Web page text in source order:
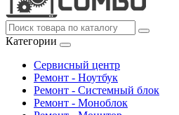
Категории
Сервисный центр
Ремонт - Ноутбук
Ремонт - Системный блок
Ремонт - Моноблок